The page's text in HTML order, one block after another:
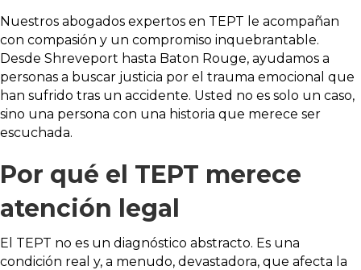
Nuestros abogados expertos en TEPT le acompañan
con compasión y un compromiso inquebrantable.
Desde Shreveport hasta Baton Rouge, ayudamos a
personas a buscar justicia por el trauma emocional que
han sufrido tras un accidente. Usted no es solo un caso,
sino una persona con una historia que merece ser
escuchada.
Por qué el TEPT merece
atención legal
El TEPT no es un diagnóstico abstracto. Es una
condición real y, a menudo, devastadora, que afecta la